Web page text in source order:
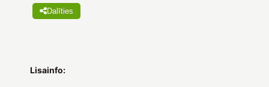
Dalīties
Lisainfo: